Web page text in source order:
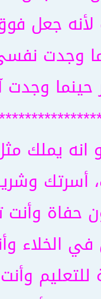
لأنه جعل
وجدت
حينما
يملك
أسرتك
وأنت
الخلاء